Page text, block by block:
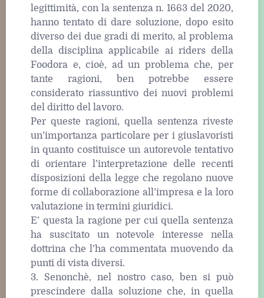
legittimità, con la sentenza n. 1663 del 2020,
hanno tentato di dare soluzione, dopo esito
diverso dei due gradi di merito, al problema
della disciplina applicabile ai riders della
Foodora e, cioè, ad un problema che, per
tante ragioni, ben potrebbe essere
considerato riassuntivo dei nuovi problemi
del diritto del lavoro.
Per queste ragioni, quella sentenza riveste
un’importanza particolare per i giuslavoristi
in quanto costituisce un autorevole tentativo
di orientare l’interpretazione delle recenti
disposizioni della legge che regolano nuove
forme di collaborazione all’impresa e la loro
valutazione in termini giuridici.
E’ questa la ragione per cui quella sentenza
ha suscitato un notevole interesse nella
dottrina che l’ha commentata muovendo da
punti di vista diversi.
3. Senonchè, nel nostro caso, ben si può
prescindere dalla soluzione che, in quella